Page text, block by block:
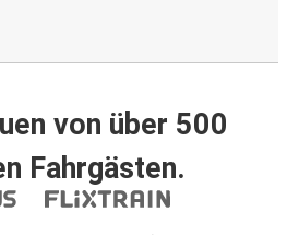
von über 500
Fahrgästen.